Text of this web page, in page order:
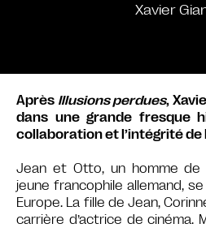
Xavier
Après Illusions perdues,
dans une grande fresque
collaboration et l’intégrité de
Jean et Otto, un homme
jeune francophile allemand,
Europe. La fille de Jean,
carrière d’actrice de cinéma.